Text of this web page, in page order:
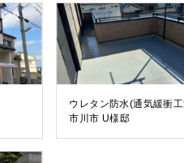
ウレタン防水(通気緩衝
市川市 U様邸